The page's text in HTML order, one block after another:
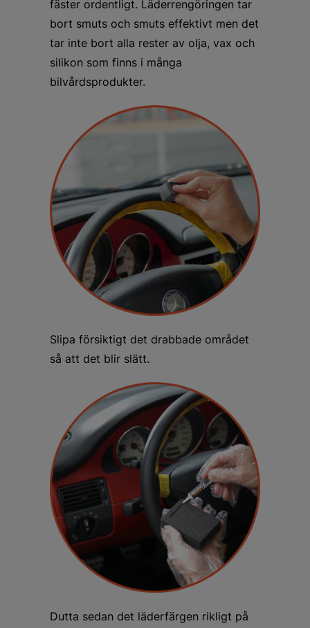
fäster ordentligt. Läderrengöringen tar
bort smuts och smuts effektivt men det
tar inte bort alla rester av olja, vax och
silikon som finns i många
bilvårdsprodukter.
Slipa försiktigt det drabbade området
så att det blir slätt.
Dutta sedan det läderfärgen rikligt på